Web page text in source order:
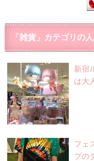
「雑貨」カテゴリの
新宿
は大
フェ
プの